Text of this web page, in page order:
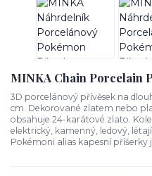
MINKA Chain Porcelain
3D porcelánový přívěsek na
cm. Dekorované zlatem nebo
obsahuje 24-karátové zlato.
elektrický, kamenný, ledový,
Pokémoni alias kapesní příšerky